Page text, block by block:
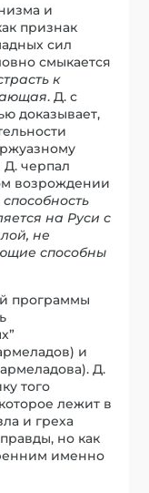
и
признак
сил
смыкается
к
. Д. с
доказывает,
Д. черпал
возрождении
на Руси с
не
способны
программы
и
Д.
того
лежит в
и греха
но как
именно